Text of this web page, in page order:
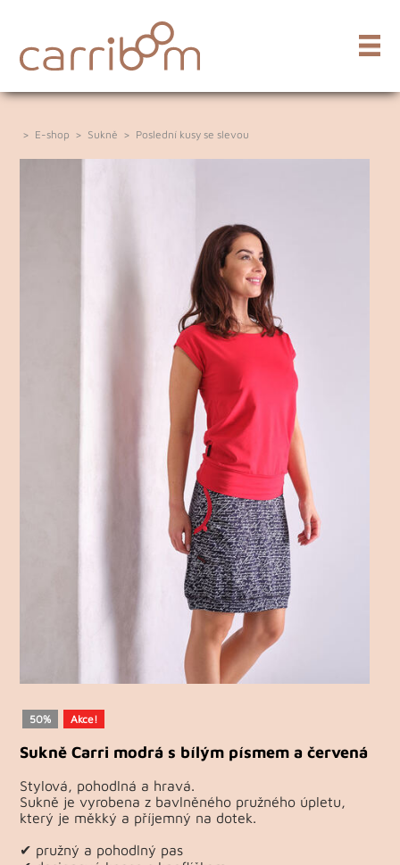
> E-shop > Sukně > Poslední kusy se slevou
50% Akce!
Sukně Carri modrá s bílým písmem a červená
Stylová, pohodlná a hravá.
Sukně je vyrobena z bavlněného pružného úpletu,
který je měkký a příjemný na dotek.
✔ pružný a pohodlný pas